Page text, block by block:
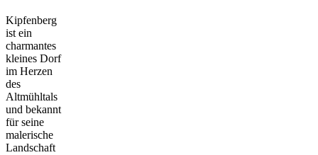
Kipfenberg
ist ein
charmantes
kleines Dorf
im Herzen
des
Altmühltals
und bekannt
für seine
malerische
Landschaft